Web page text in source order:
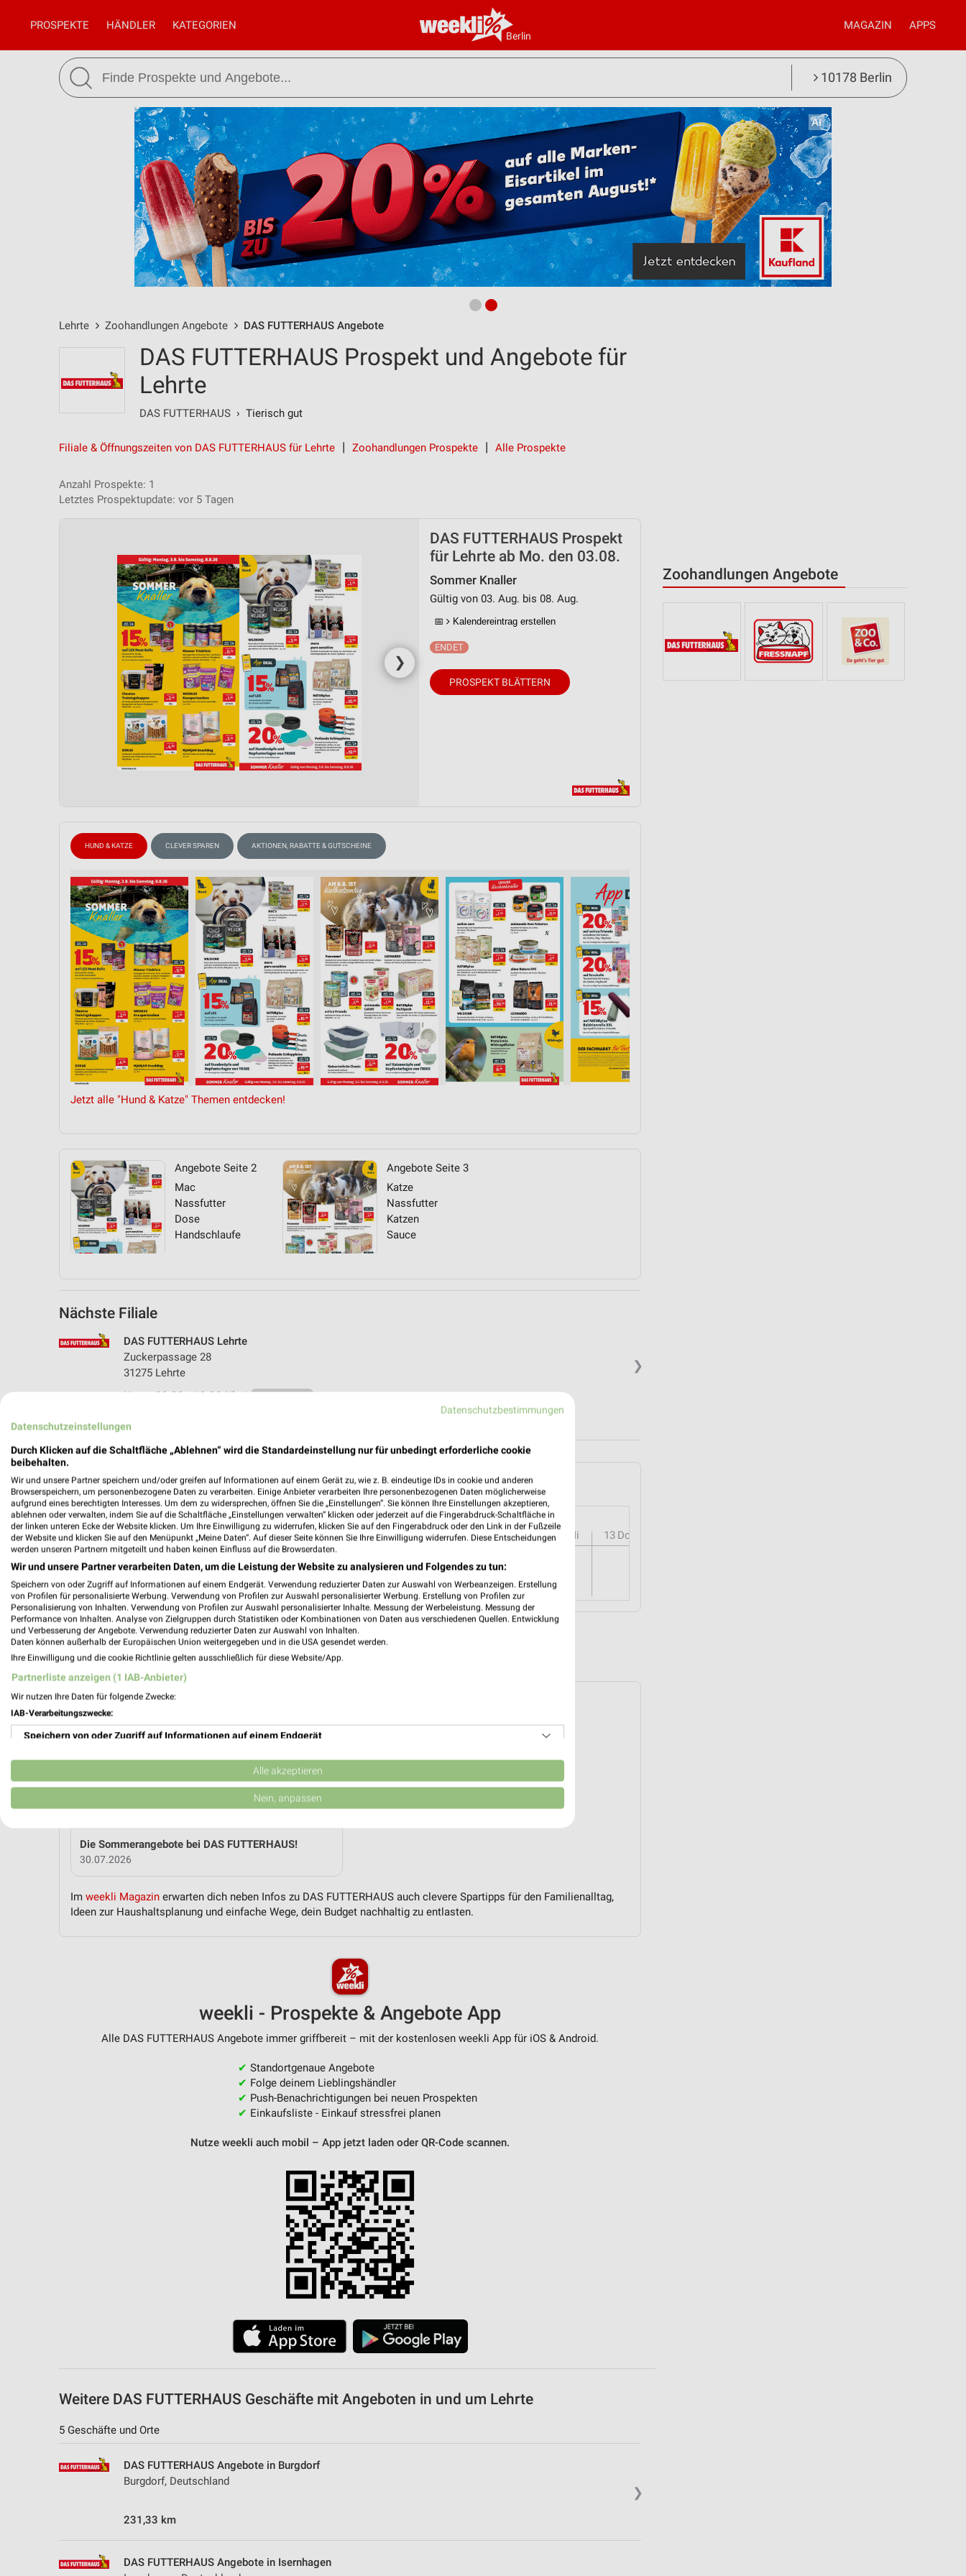
Berlin
PROSPEKTE HÄNDLER KATEGORIEN MAGAZIN APPS
10178 Berlin
Lehrte Zoohandlungen Angebote DAS FUTTERHAUS Angebote
Zoohandlungen Angebote
DAS FUTTERHAUS Prospekt und Angebote für
Lehrte
DAS FUTTERHAUS › Tierisch gut
Filiale & Öffnungszeiten von DAS FUTTERHAUS für Lehrte Zoohandlungen Prospekte Alle Prospekte
Anzahl Prospekte: 1
Letztes Prospektupdate: vor 5 Tagen
❯
DAS FUTTERHAUS Prospekt
für Lehrte ab Mo. den 03.08.
Sommer Knaller
Gültig von 03. Aug. bis 08. Aug.
📅 Kalendereintrag erstellen
PROSPEKT BLÄTTERN
HUND & KATZE CLEVER SPAREN AKTIONEN, RABATTE & GUTSCHEINE
Jetzt alle "Hund & Katze" Themen entdecken!
Angebote Seite 2
Mac
Nassfutter
Dose
Handschlaufe
Angebote Seite 3
Katze
Nassfutter
Katzen
Sauce
Nächste Filiale
❯
DAS FUTTERHAUS Lehrte
Zuckerpassage 28
31275 Lehrte
Heute 09:00 - 19:00 Uhr | Geschlossen
Angebote-Kalender für DAS FUTTERHAUS in Lehrte und Umgebung
Aug.
03 Mo 04Di 05 Mi 06 Do 07 Fr 08Sa 09So 10Mo 11Di 12 Mi 13 Do
DAS FUTTERHAUS - Sommer Knaller
MEHR PROSPEKTE
weekli Magazin
Die Sommerangebote bei DAS FUTTERHAUS!
30.07.2026
Im weekli Magazin erwarten dich neben Infos zu DAS FUTTERHAUS auch clevere Spartipps für den Familienalltag,
Ideen zur Haushaltsplanung und einfache Wege, dein Budget nachhaltig zu entlasten.
weekli - Prospekte & Angebote App
Alle DAS FUTTERHAUS Angebote immer griffbereit – mit der kostenlosen weekli App für iOS & Android.
✔ Standortgenaue Angebote
✔ Folge deinem Lieblingshändler
✔ Push-Benachrichtigungen bei neuen Prospekten
✔ Einkaufsliste - Einkauf stressfrei planen
Nutze weekli auch mobil – App jetzt laden oder QR-Code scannen.
Weitere DAS FUTTERHAUS Geschäfte mit Angeboten in und um Lehrte
5 Geschäfte und Orte
❯
DAS FUTTERHAUS Angebote in Burgdorf
Burgdorf, Deutschland
231,33 km
DAS FUTTERHAUS Angebote in Isernhagen
Datenschutzbestimmungen
Datenschutzeinstellungen
Durch Klicken auf die Schaltfläche „Ablehnen“ wird die Standardeinstellung nur für unbedingt erforderliche cookie
beibehalten.
Wir und unsere Partner speichern und/oder greifen auf Informationen auf einem Gerät zu, wie z. B. eindeutige IDs in cookie und anderen
Browserspeichern, um personenbezogene Daten zu verarbeiten. Einige Anbieter verarbeiten Ihre personenbezogenen Daten möglicherweise
aufgrund eines berechtigten Interesses. Um dem zu widersprechen, öffnen Sie die „Einstellungen“. Sie können Ihre Einstellungen akzeptieren,
ablehnen oder verwalten, indem Sie auf die Schaltfläche „Einstellungen verwalten“ klicken oder jederzeit auf die Fingerabdruck-Schaltfläche in
der linken unteren Ecke der Website klicken. Um Ihre Einwilligung zu widerrufen, klicken Sie auf den Fingerabdruck oder den Link in der Fußzeile
der Website und klicken Sie auf den Menüpunkt „Meine Daten“. Auf dieser Seite können Sie Ihre Einwilligung widerrufen. Diese Entscheidungen
werden unseren Partnern mitgeteilt und haben keinen Einfluss auf die Browserdaten.
Wir und unsere Partner verarbeiten Daten, um die Leistung der Website zu analysieren und Folgendes zu tun:
Speichern von oder Zugriff auf Informationen auf einem Endgerät. Verwendung reduzierter Daten zur Auswahl von Werbeanzeigen. Erstellung
von Profilen für personalisierte Werbung. Verwendung von Profilen zur Auswahl personalisierter Werbung. Erstellung von Profilen zur
Personalisierung von Inhalten. Verwendung von Profilen zur Auswahl personalisierter Inhalte. Messung der Werbeleistung. Messung der
Performance von Inhalten. Analyse von Zielgruppen durch Statistiken oder Kombinationen von Daten aus verschiedenen Quellen. Entwicklung
und Verbesserung der Angebote. Verwendung reduzierter Daten zur Auswahl von Inhalten.
Daten können außerhalb der Europäischen Union weitergegeben und in die USA gesendet werden.
Ihre Einwilligung und die cookie Richtlinie gelten ausschließlich für diese Website/App.
Partnerliste anzeigen (1 IAB-Anbieter)
Wir nutzen Ihre Daten für folgende Zwecke:
IAB-Verarbeitungszwecke:
Speichern von oder Zugriff auf Informationen auf einem Endgerät
Verwendung reduzierter Daten zur Auswahl von Werbeanzeigen
Erstellung von Profilen für personalisierte Werbung
Erstellung von Profilen zur Personalisierung von Inhalten
Messung der Werbeleistung
Analyse von Zielgruppen durch Statistiken oder Kombinationen von Daten aus verschiedenen
Entwicklung und Verbesserung der Angebote
Verwendung reduzierter Daten zur Auswahl von Inhalten
Geräte anhand von aktiv angeforderten Informationen identifizieren
Alle akzeptieren
Nein, anpassen